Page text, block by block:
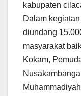
kabupaten
Dalam
diundang
masyarakat
Kokam,